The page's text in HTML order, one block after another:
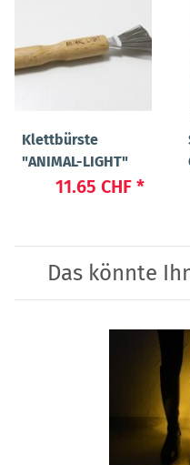
Klettbürste
"ANIMAL-LIGHT"
11.65 CHF *
Das könnte